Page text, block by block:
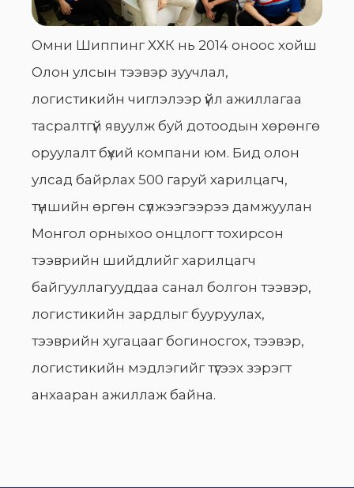
Омни Шиппинг ХХК нь 2014 оноос хойш
Олон улсын тээвэр зуучлал,
логистикийн чиглэлээр үйл ажиллагаа
тасралтгүй явуулж буй дотоодын хөрөнгө
оруулалт бүхий компани юм. Бид олон
улсад байрлах 500 гаруй харилцагч,
түншийн өргөн сүлжээгээрээ дамжуулан
Монгол орныхоо онцлогт тохирсон
тээврийн шийдлийг харилцагч
байгууллагууддаа санал болгон тээвэр,
логистикийн зардлыг бууруулах,
тээврийн хугацааг богиносгох, тээвэр,
логистикийн мэдлэгийг түгээх зэрэгт
анхааран ажиллаж байна.